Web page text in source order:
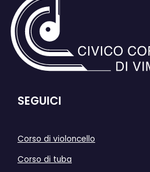
SEGUICI
Corso di violoncello
Corso di tuba